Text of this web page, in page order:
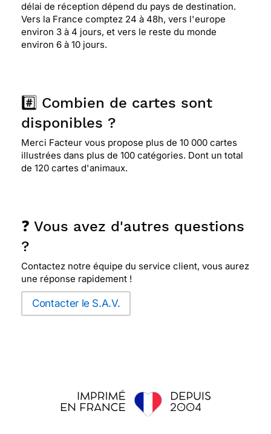
délai de réception dépend du pays de destination.
Vers la France comptez 24 à 48h, vers l'europe
environ 3 à 4 jours, et vers le reste du monde
environ 6 à 10 jours.
#️⃣ Combien de cartes sont
disponibles ?
Merci Facteur vous propose plus de 10 000 cartes
illustrées dans plus de 100 catégories. Dont un total
de 120 cartes d'animaux.
❓ Vous avez d'autres questions
?
Contactez notre équipe du service client, vous aurez
une réponse rapidement !
Contacter le S.A.V.